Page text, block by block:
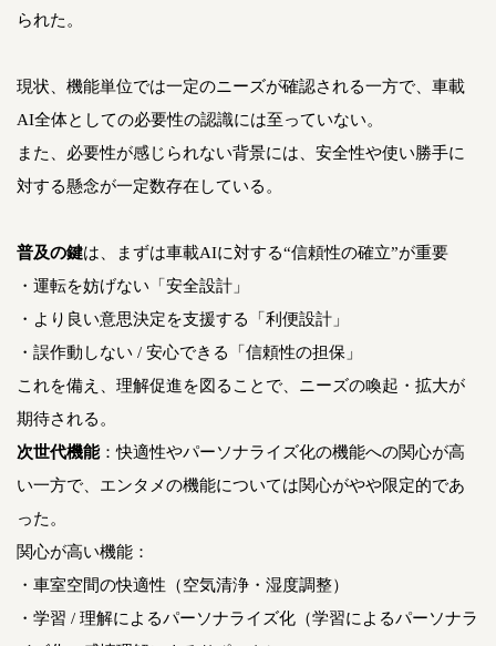
られた。
現状、機能単位では一定のニーズが確認される一方で、車載
AI全体としての必要性の認識には至っていない。
また、必要性が感じられない背景には、安全性や使い勝手に
対する懸念が一定数存在している。
普及の鍵は、まずは車載AIに対する“信頼性の確立”が重要
・運転を妨げない「安全設計」
・より良い意思決定を支援する「利便設計」
・誤作動しない / 安心できる「信頼性の担保」
これを備え、理解促進を図ることで、ニーズの喚起・拡大が
期待される。
次世代機能：快適性やパーソナライズ化の機能への関心が高
い一方で、エンタメの機能については関心がやや限定的であ
った。
関心が高い機能：
・車室空間の快適性（空気清浄・湿度調整）
・学習 / 理解によるパーソナライズ化（学習によるパーソナラ